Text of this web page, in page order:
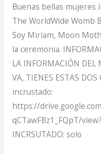
Buenas bellas mujeres
The WorldWide Womb
Soy Miriam, Moon
la ceremonia.
LA INFORMACIÓN DEL
VA, TIENES ESTAS
incrustado:
https://
qCTawFBz1_FQpT/
INCRSUTADO: solo
9
OCT
2022